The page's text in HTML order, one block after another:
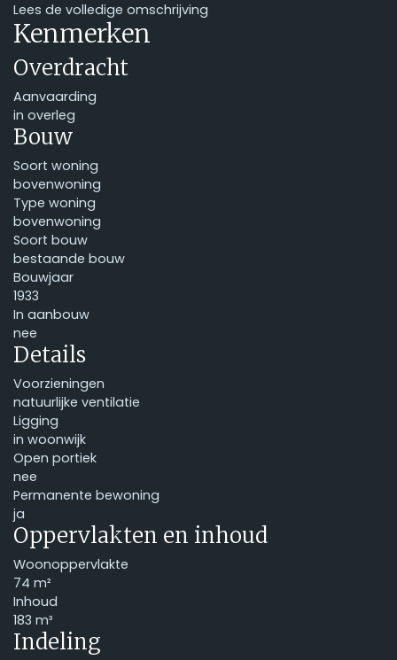
Lees de volledige omschrijving
Kenmerken
Overdracht
Aanvaarding
in overleg
Bouw
Soort woning
bovenwoning
Type woning
bovenwoning
Soort bouw
bestaande bouw
Bouwjaar
1933
In aanbouw
nee
Details
Voorzieningen
natuurlijke ventilatie
Ligging
in woonwijk
Open portiek
nee
Permanente bewoning
ja
Oppervlakten en inhoud
Woonoppervlakte
74 m²
Inhoud
183 m³
Indeling